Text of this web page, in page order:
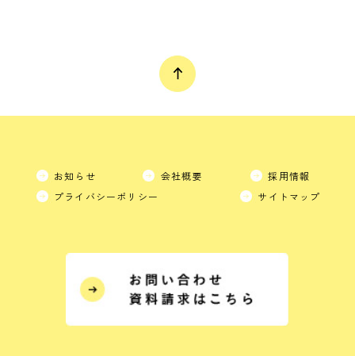
お知らせ 会社概要
採用情報
プライバシーポリシー
サイトマップ